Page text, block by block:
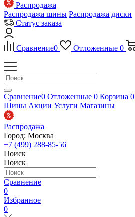
Распродажа
Распродажа шины Распродажа диски
Статус заказа
Сравнение0 Отложенные 0
Сравнение0 Отложенные 0 Корзина 0
Шины Акции Услуги Магазины
Распродажа
Город: Москва
+7 (499) 288-85-56
Поиск
Поиск
Сравнение
0
Избранное
0